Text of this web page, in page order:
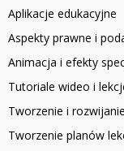
Aplikacje edukacyjne
Aspekty prawne i
Animacja i efekty
Tutoriale wideo i
Tworzenie i
Tworzenie planów